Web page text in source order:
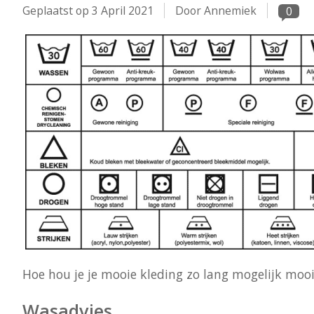
Geplaatst op 3 April 2021 Door Annemiek 0
Hoe hou je je mooie kleding zo lang mogelijk